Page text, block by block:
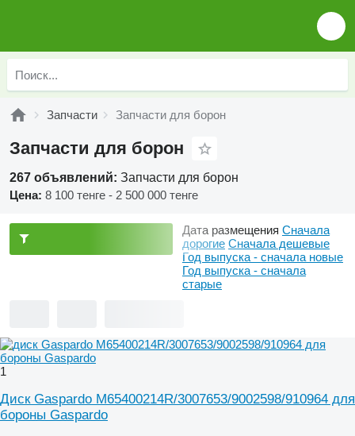
Запчасти Запчасти для борон
Запчасти для борон
267 объявлений: Запчасти для борон
Цена: 8 100 тенге - 2 500 000 тенге
Дата размещения Сначала
дорогие Сначала дешевые
Год выпуска - сначала новые
Год выпуска - сначала
старые
1
Диск Gaspardo M65400214R/3007653/9002598/910964 для
бороны Gaspardo